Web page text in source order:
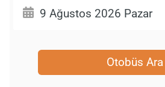
Otobüs Ara